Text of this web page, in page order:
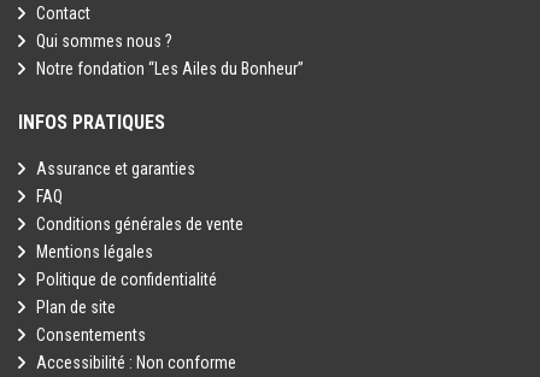
Contact
Qui sommes nous ?
Notre fondation “Les Ailes du Bonheur”
INFOS PRATIQUES
Assurance et garanties
FAQ
Conditions générales de vente
Mentions légales
Politique de confidentialité
Plan de site
Consentements
Accessibilité : Non conforme